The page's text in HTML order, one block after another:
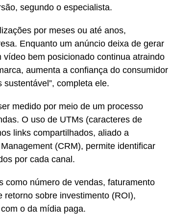
segundo o especialista.
por meses ou até anos,
Enquanto um anúncio deixa de gerar
bem posicionado continua atraindo
aumenta a confiança do consumidor
completa ele.
medido por meio de um processo
O uso de UTMs (caracteres de
links compartilhados, aliado a
(CRM), permite identificar
por cada canal.
como número de vendas, faturamento
sobre investimento (ROI),
o da mídia paga.